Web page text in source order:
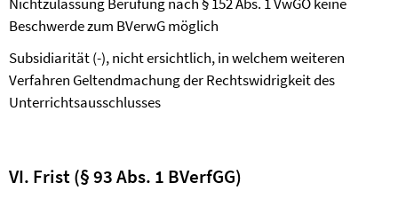
Beschwerde zum BVerwG möglich
Subsidiarität (-), nicht ersichtlich, in welchem weiteren
Verfahren Geltendmachung der Rechtswidrigkeit des
Unterrichtsausschlusses
VI. Frist (§ 93 Abs. 1 BVerfGG)